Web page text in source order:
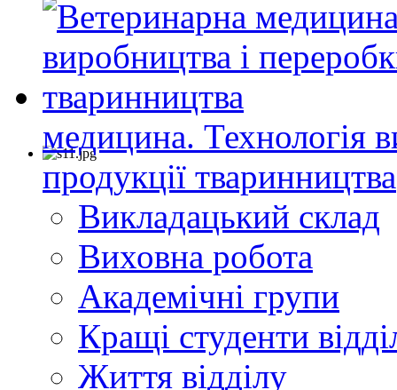
медицина. Технологія
продукції тваринництва
Викладацький склад
Виховна робота
Академічні групи
Кращі студенти
Життя відділу